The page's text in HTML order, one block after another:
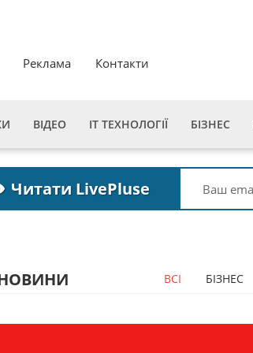
Реклама Контакти
ВІДЕО ІТ ТЕХНОЛОГІЇ БІЗНЕС
Читати LivePluse
ВСІ БІЗНЕС